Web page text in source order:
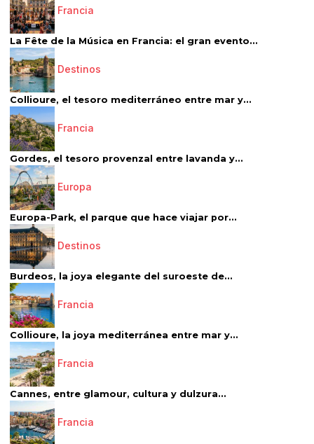
Francia
La Fête de la Música en Francia: el gran evento...
Destinos
Collioure, el tesoro mediterráneo entre mar y...
Francia
Gordes, el tesoro provenzal entre lavanda y...
Europa
Europa-Park, el parque que hace viajar por...
Destinos
Burdeos, la joya elegante del suroeste de...
Francia
Collioure, la joya mediterránea entre mar y...
Francia
Cannes, entre glamour, cultura y dulzura...
Francia